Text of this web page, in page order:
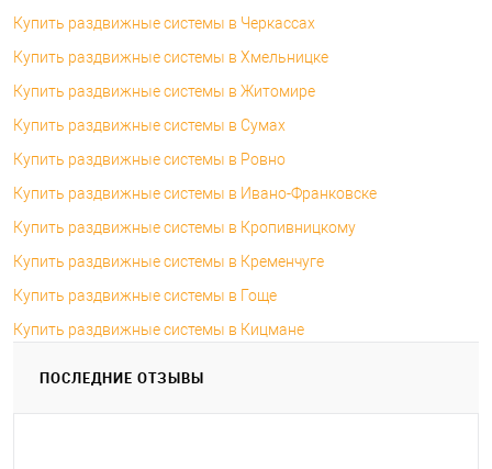
Купить раздвижные системы в Черкассах
Купить раздвижные системы в Хмельницке
Купить раздвижные системы в Житомире
Купить раздвижные системы в Сумах
Купить раздвижные системы в Ровно
Купить раздвижные системы в Ивано-Франковске
Купить раздвижные системы в Кропивницкому
Купить раздвижные системы в Кременчуге
Купить раздвижные системы в Гоще
Купить раздвижные системы в Кицмане
ПОСЛЕДНИЕ ОТЗЫВЫ